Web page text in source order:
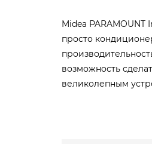
Midea PARAMOUNT
просто
возможность
великолепным